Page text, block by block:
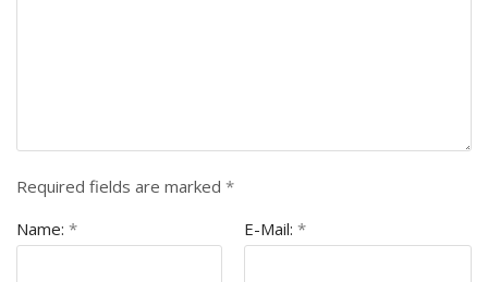
Required fields are marked *
Name: * E-Mail: *